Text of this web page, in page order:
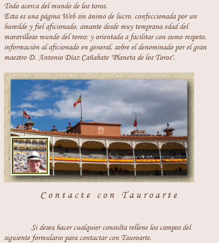
Todo acerca del mundo de los toros.
Esta es una página Web sin ánimo de lucro, confeccionada por un
humilde y fiel aficionado, amante desde muy temprana edad del
maravilloso mundo del toreo; y orientada a facilitar con sumo respeto,
información al aficionado en general, sobre el denominado por el gran
maestro D. Antonio Díaz Cañabate "Planeta de los Toros".
Contacte con Tauroarte
Si desea hacer cualquier consulta rellene los campos del
siguiente formulario para contactar con Tauroarte.